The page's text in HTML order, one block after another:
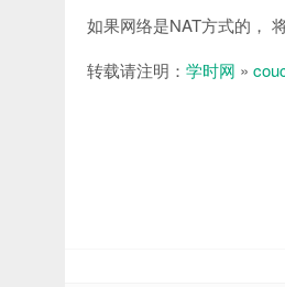
如果网络是NAT方式的，
转载请注明： 学时网 »